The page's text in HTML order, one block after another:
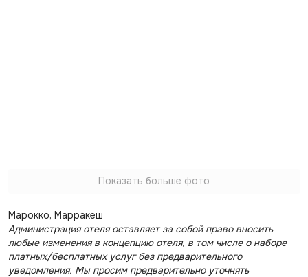
Показать больше фото
Марокко, Марракеш
Администрация отеля оставляет за собой право вносить
любые изменения в концепцию отеля, в том числе о наборе
платных/бесплатных услуг без предварительного
уведомления. Мы просим предварительно уточнять